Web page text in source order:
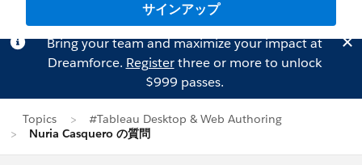
サインアップ
Bring your team and maximize your impact at
Dreamforce. Registerthree or more to unlock
$999 passes.
Topics
#Tableau Desktop & Web Authoring
Nuria Casquero の質問